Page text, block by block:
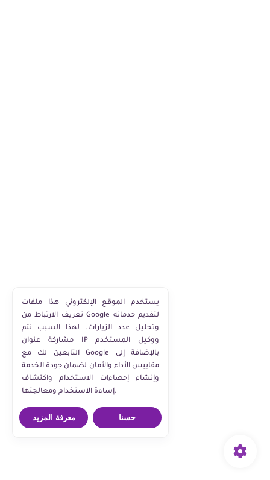
يستخدم الموقع الإلكتروني هذا ملفات
تعريف الارتباط من Google لتقديم خدماته
وتحليل عدد الزيارات. لهذا السبب تتم
مشاركة عنوان IP ووكيل المستخدم
التابعين لك مع Google بالإضافة إلى
مقاييس الأداء والأمان لضمان جودة الخدمة
وإنشاء إحصاءات الاستخدام واكتشاف
إساءة الاستخدام ومعالجتها.
معرفة المزيد حسنا